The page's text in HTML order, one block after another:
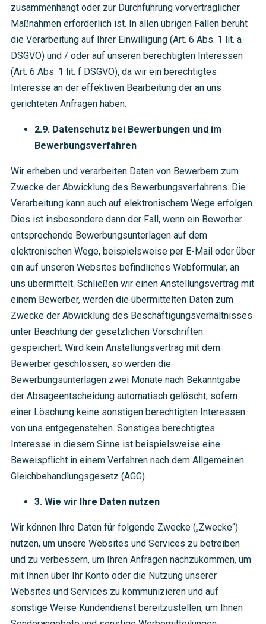
zusammenhängt oder zur Durchführung vorvertraglicher
Maßnahmen erforderlich ist. In allen übrigen Fällen beruht
die Verarbeitung auf Ihrer Einwilligung (Art. 6 Abs. 1 lit. a
DSGVO) und / oder auf unseren berechtigten Interessen
(Art. 6 Abs. 1 lit. f DSGVO), da wir ein berechtigtes
Interesse an der effektiven Bearbeitung der an uns
gerichteten Anfragen haben.
2.9. Datenschutz bei Bewerbungen und im
Bewerbungsverfahren
Wir erheben und verarbeiten Daten von Bewerbern zum
Zwecke der Abwicklung des Bewerbungsverfahrens. Die
Verarbeitung kann auch auf elektronischem Wege erfolgen.
Dies ist insbesondere dann der Fall, wenn ein Bewerber
entsprechende Bewerbungsunterlagen auf dem
elektronischen Wege, beispielsweise per E-Mail oder über
ein auf unseren Websites befindliches Webformular, an
uns übermittelt. Schließen wir einen Anstellungsvertrag mit
einem Bewerber, werden die übermittelten Daten zum
Zwecke der Abwicklung des Beschäftigungsverhältnisses
unter Beachtung der gesetzlichen Vorschriften
gespeichert. Wird kein Anstellungsvertrag mit dem
Bewerber geschlossen, so werden die
Bewerbungsunterlagen zwei Monate nach Bekanntgabe
der Absageentscheidung automatisch gelöscht, sofern
einer Löschung keine sonstigen berechtigten Interessen
von uns entgegenstehen. Sonstiges berechtigtes
Interesse in diesem Sinne ist beispielsweise eine
Beweispflicht in einem Verfahren nach dem Allgemeinen
Gleichbehandlungsgesetz (AGG).
3. Wie wir Ihre Daten nutzen
Wir können Ihre Daten für folgende Zwecke („Zwecke“)
nutzen, um unsere Websites und Services zu betreiben
und zu verbessern, um Ihren Anfragen nachzukommen, um
mit Ihnen über Ihr Konto oder die Nutzung unserer
Websites und Services zu kommunizieren und auf
sonstige Weise Kundendienst bereitzustellen, um Ihnen